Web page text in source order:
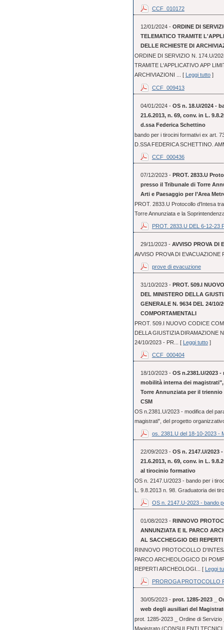
CCF_010172
12/01/2024 - ORDINE DI
TELEMATICO TRAMITE
DELLE RCHIESTE DI
ORDINE DI SERVIZIO N. 174.U/
TRAMITE L'APPLICATIVO APP
ARCHIVIAZIONI ... [ Leggi tutto]
CCF_009413
04/01/2024 - OS n. 18.U/2024 -
21.6.2013, n. 69, conv. in L.
d.ssa Federica Schettino
bando per i tirocini formativi ex art.
D.SSA FEDERICA SCHETTINO.
CCF_000436
07/12/2023 - PROT. 2833.U
presso il Tribunale di Torre
Arti e Paesaggio per l’Area
PROT. 2833.U Protocollo d'Intesa
Torre Annunziata e la
PROT. 2833.U DEL 6-12-23
29/11/2023 - AVVISO PROVA DI
AVVISO PROVA DI
prove di evacuzione
31/10/2023 - PROT. 509.I
DEL MINISTERO DELLA
GENERALE N. 9634 DEL 24/10/
COMPORTAMENTALI
PROT. 509.I NUOVO CODICE
DELLA GIUSTIZIA DIRAMAZIONE
24/10/2023 - PR... [ Leggi tutto]
CCF_000404
18/10/2023 - OS n.2381.U/2023
mobilità interna dei
Torre Annunziata per il triennio
CSM
OS n.2381.U/2023 - modifica del
magistrati", del progetto
os. 2381.U del 18-10-2023 -
22/09/2023 - OS n. 2147.U/
21.6.2013, n. 69, conv. in L.
al tirocinio formativo
OS n. 2147.U/2023 - bando per i
L. 9.8.2013 n. 98. Graduatoria dei
OS n. 2147.U-2023 - bando
01/08/2023 - RINNOVO
ANNUNZIATA E IL PARCO
AL SACCHEGGIO DEI
RINNOVO PROTOCOLLO
PARCO ARCHEOLOGICO DI
REPERTI ARCHEOLOGI... [ Leggi
PROROGA PROTOCOLLO
30/05/2023 - prot. 1285-2023 _
web degli ausiliari del
prot. 1285-2023 _ Ordine di
Magistrato (CONSULENTI TECNICI